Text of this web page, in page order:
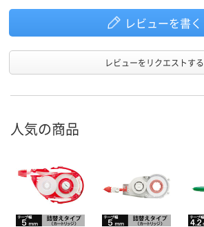
レビューを書く
レビューをリクエストする
人気の商品